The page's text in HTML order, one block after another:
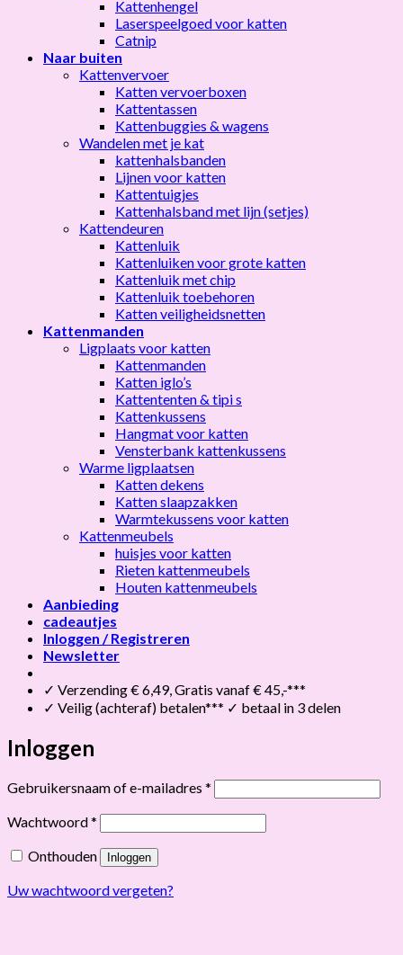
Kattenhengel
Laserspeelgoed voor katten
Catnip
Naar buiten
Kattenvervoer
Katten vervoerboxen
Kattentassen
Kattenbuggies & wagens
Wandelen met je kat
kattenhalsbanden
Lijnen voor katten
Kattentuigjes
Kattenhalsband met lijn (setjes)
Kattendeuren
Kattenluik
Kattenluiken voor grote katten
Kattenluik met chip
Kattenluik toebehoren
Katten veiligheidsnetten
Kattenmanden
Ligplaats voor katten
Kattenmanden
Katten iglo’s
Kattententen & tipi s
Kattenkussens
Hangmat voor katten
Vensterbank kattenkussens
Warme ligplaatsen
Katten dekens
Katten slaapzakken
Warmtekussens voor katten
Kattenmeubels
huisjes voor katten
Rieten kattenmeubels
Houten kattenmeubels
Aanbieding
cadeautjes
Inloggen / Registreren
Newsletter
✓ Verzending € 6,49, Gratis vanaf € 45,-***
✓ Veilig (achteraf) betalen*** ✓ betaal in 3 delen
Inloggen
Gebruikersnaam of e-mailadres * Vereist
Wachtwoord* Vereist
Onthouden Inloggen
Uw wachtwoord vergeten?